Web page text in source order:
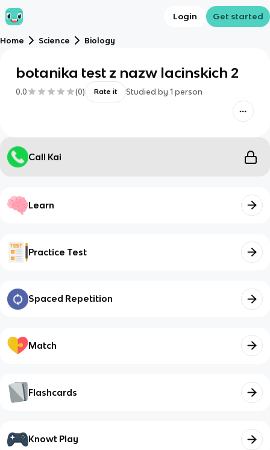
Login Get started
Home Science Biology
botanika test z nazw lacinskich 2
0.0 (0) Rate it Studied by 1 person
Call Kai
Learn
Practice Test
Spaced Repetition
Match
Flashcards
Knowt Play